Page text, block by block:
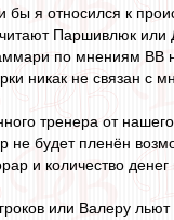
бы я относился к
Паршивлюк или
по мнениям ВВ
никак не связан с
тренера от
не будет пленён
и количество
или Валеру